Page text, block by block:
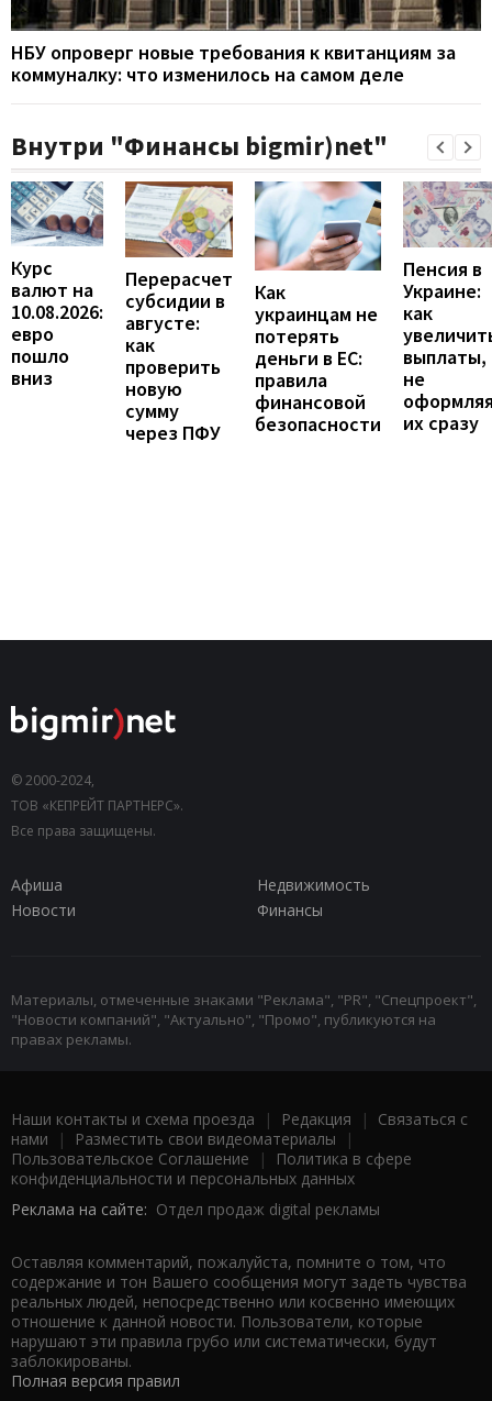
НБУ опроверг новые требования к квитанциям за
коммуналку: что изменилось на самом деле
Внутри "Финансы bigmir)net"
Курс
валют на
10.08.2026:
евро
пошло
вниз
Перерасчет
субсидии в
августе:
как
проверить
новую
сумму
через ПФУ
Как
украинцам не
потерять
деньги в ЕС:
правила
финансовой
безопасности
Пенсия в
Украине:
как
выплаты,
не
их сразу
© 2000-2024,
ТОВ «КЕПРЕЙТ ПАРТНЕРС».
Все права защищены.
Афиша
Недвижимость
Новости
Финансы
Материалы, отмеченные знаками "Реклама", "PR", "Спецпроект",
"Новости компаний", "Актуально", "Промо", публикуются на
правах рекламы.
Наши контакты и схема проезда | Редакция | Связаться с
нами | Разместить свои видеоматериалы |
Пользовательское Соглашение |
Политика в сфере
конфиденциальности и персональных данных
Реклама на сайте: Отдел продаж digital рекламы
Оставляя комментарий, пожалуйста, помните о том, что
содержание и тон Вашего сообщения могут задеть чувства
реальных людей, непосредственно или косвенно имеющих
отношение к данной новости. Пользователи, которые
нарушают эти правила грубо или систематически, будут
заблокированы.
Полная версия правил